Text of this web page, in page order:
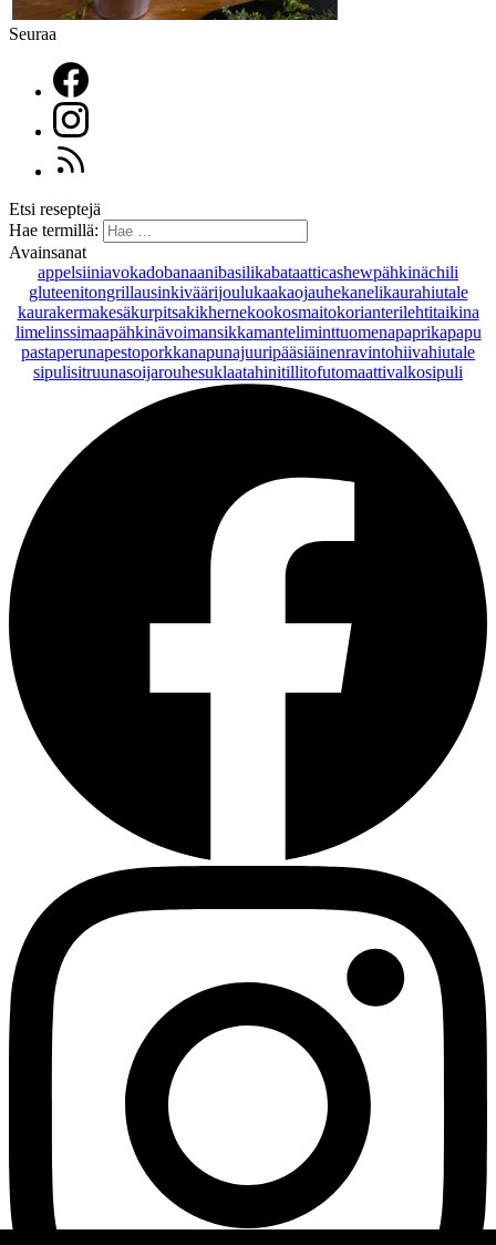
Seuraa
Etsi reseptejä
Hae termillä:
Avainsanat
appelsiiniavokadobanaanibasilikabataatticashewpähkinächili
gluteenitongrillausinkiväärijoulukaakaojauhekanelikaurahiutale
kaurakermakesäkurpitsakikhernekookosmaitokorianterilehtitaikina
limelinssimaapähkinävoimansikkamanteliminttuomenapaprikapapu
pastaperunapestoporkkanapunajuuripääsiäinenravintohiivahiutale
sipulisitruunasoijarouhesuklaatahinitillitofutomaattivalkosipuli